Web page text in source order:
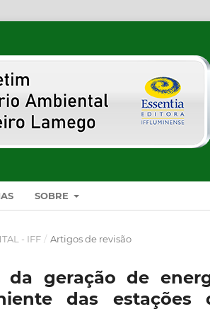
SOBRE
- IFF / Artigos de revisão
da geração de
das estações